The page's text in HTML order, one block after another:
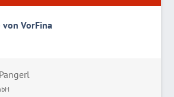
von VorFina